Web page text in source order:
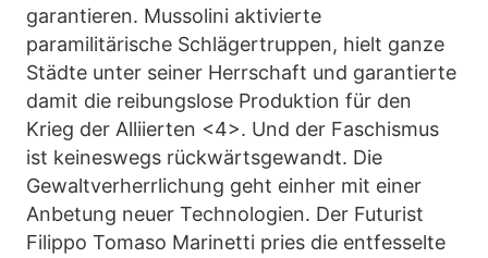
garantieren. Mussolini aktivierte
paramilitärische Schlägertruppen, hielt ganze
Städte unter seiner Herrschaft und garantierte
damit die reibungslose Produktion für den
Krieg der Alliierten <4>. Und der Faschismus
ist keineswegs rückwärtsgewandt. Die
Gewaltverherrlichung geht einher mit einer
Anbetung neuer Technologien. Der Futurist
Filippo Tomaso Marinetti pries die entfesselte